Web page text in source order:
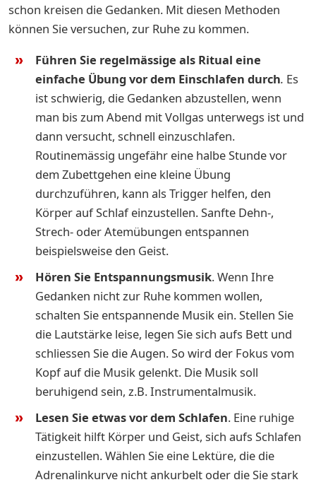
schon kreisen die Gedanken. Mit diesen Methoden
können Sie versuchen, zur Ruhe zu kommen.
Führen Sie regelmässige als Ritual eine
einfache Übung vor dem Einschlafen durch. Es
ist schwierig, die Gedanken abzustellen, wenn
man bis zum Abend mit Vollgas unterwegs ist und
dann versucht, schnell einzuschlafen.
Routinemässig ungefähr eine halbe Stunde vor
dem Zubettgehen eine kleine Übung
durchzuführen, kann als Trigger helfen, den
Körper auf Schlaf einzustellen. Sanfte Dehn-,
Strech- oder Atemübungen entspannen
beispielsweise den Geist.
Hören Sie Entspannungsmusik.Wenn Ihre
Gedanken nicht zur Ruhe kommen wollen,
schalten Sie entspannende Musik ein. Stellen Sie
die Lautstärke leise, legen Sie sich aufs Bett und
schliessen Sie die Augen. So wird der Fokus vom
Kopf auf die Musik gelenkt. Die Musik soll
beruhigend sein, z.B. Instrumentalmusik.
Lesen Sie etwas vor dem Schlafen. Eine ruhige
Tätigkeit hilft Körper und Geist, sich aufs Schlafen
einzustellen. Wählen Sie eine Lektüre, die die
Adrenalinkurve nicht ankurbelt oder die Sie stark